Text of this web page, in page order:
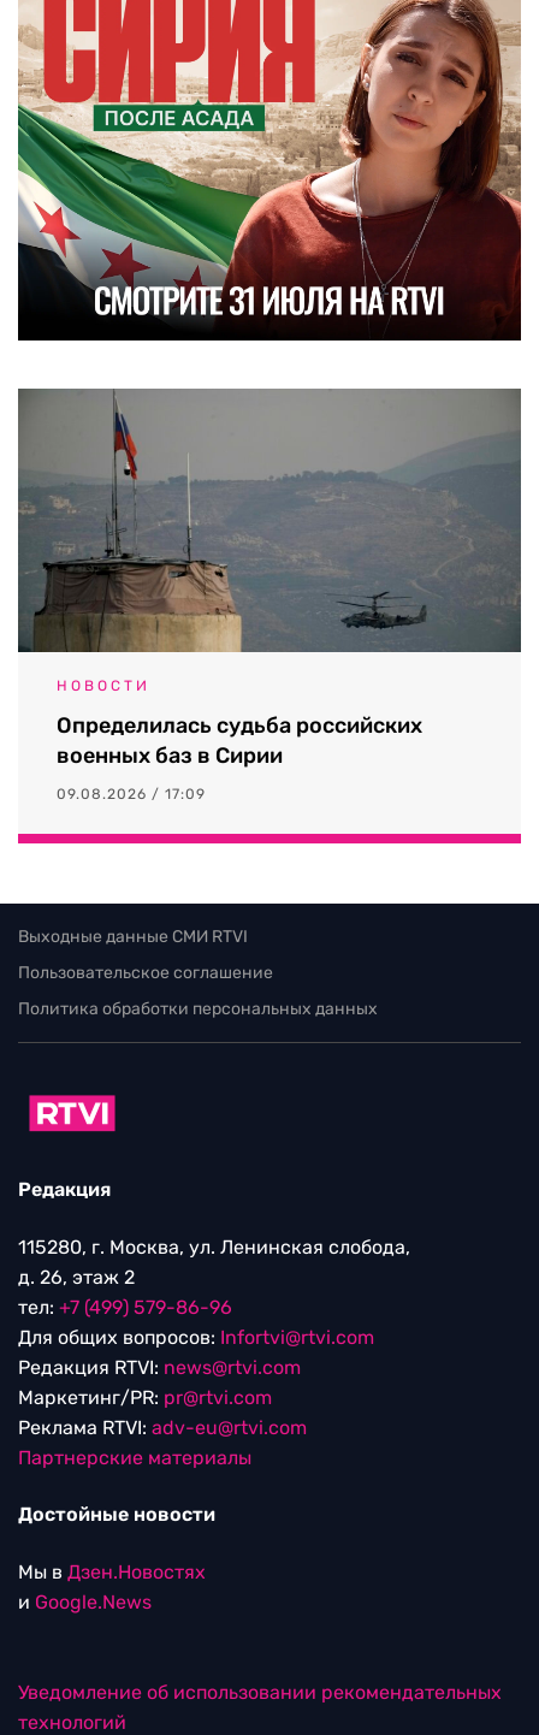
НОВОСТИ
Определилась судьба российских
военных баз в Сирии
09.08.2026 / 17:09
Выходные данные СМИ RTVI
Пользовательское соглашение
Политика обработки персональных данных
Редакция
115280, г. Москва, ул. Ленинская слобода,
д. 26, этаж 2
тел: +7 (499) 579-86-96
Для общих вопросов: Infortvi@rtvi.com
Редакция RTVI: news@rtvi.com
Маркетинг/PR: pr@rtvi.com
Реклама RTVI: adv-eu@rtvi.com
Партнерские материалы
Достойные новости
Мы в Дзен.Новостях
и Google.News
Уведомление об использовании рекомендательных
технологий